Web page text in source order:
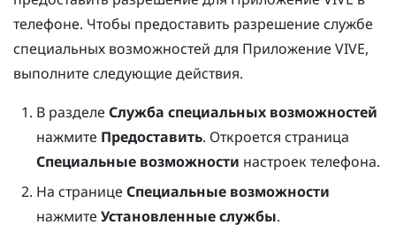
телефоне. Чтобы предоставить разрешение службе
специальных возможностей для Приложение VIVE,
выполните следующие действия.
В разделе Служба специальных возможностей
нажмите Предоставить. Откроется страница
Специальные возможности настроек телефона.
На странице Специальные возможности
нажмите Установленные службы.